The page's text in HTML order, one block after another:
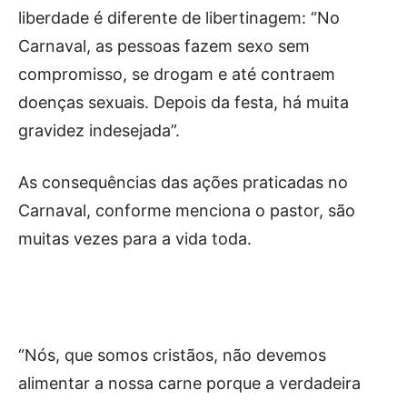
liberdade é diferente de libertinagem: “No
Carnaval, as pessoas fazem sexo sem
compromisso, se drogam e até contraem
doenças sexuais. Depois da festa, há muita
gravidez indesejada”.
As consequências das ações praticadas no
Carnaval, conforme menciona o pastor, são
muitas vezes para a vida toda.
“Nós, que somos cristãos, não devemos
alimentar a nossa carne porque a verdadeira